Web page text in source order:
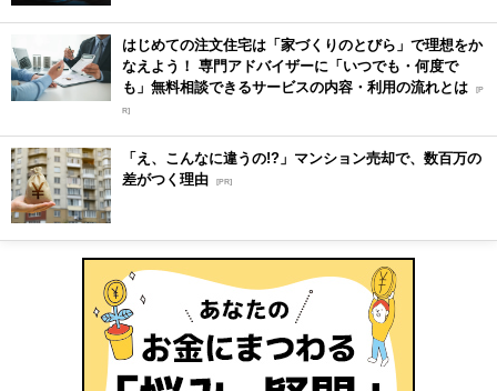
はじめての注文住宅は「家づくりのとびら」で理想をか
なえよう！ 専門アドバイザーに「いつでも・何度で
も」無料相談できるサービスの内容・利用の流れとは [P
R]
「え、こんなに違うの!?」マンション売却で、数百万の
差がつく理由 [PR]